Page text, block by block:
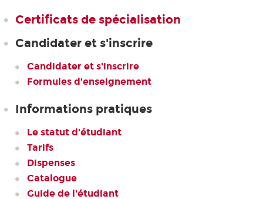
Certificats de spécialisation
Candidater et s'inscrire
Candidater et s'inscrire
Formules d'enseignement
Informations pratiques
Le statut d'étudiant
Tarifs
Dispenses
Catalogue
Guide de l'étudiant